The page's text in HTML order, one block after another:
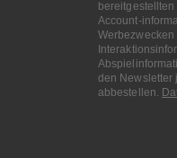
Account-
den Newsletter
abbestellen.